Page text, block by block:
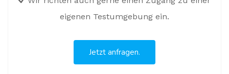
eigenen Testumgebung ein.
Jetzt anfragen.